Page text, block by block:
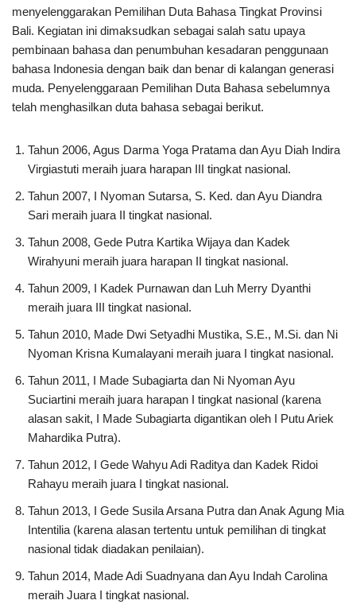
menyelenggarakan Pemilihan Duta Bahasa Tingkat Provinsi
Bali. Kegiatan ini dimaksudkan sebagai salah satu upaya
pembinaan bahasa dan penumbuhan kesadaran penggunaan
bahasa Indonesia dengan baik dan benar di kalangan generasi
muda. Penyelenggaraan Pemilihan Duta Bahasa sebelumnya
telah menghasilkan duta bahasa sebagai berikut.
Tahun 2006, Agus Darma Yoga Pratama dan Ayu Diah Indira
Virgiastuti meraih juara harapan III tingkat nasional.
Tahun 2007, I Nyoman Sutarsa, S. Ked. dan Ayu Diandra
Sari meraih juara II tingkat nasional.
Tahun 2008, Gede Putra Kartika Wijaya dan Kadek
Wirahyuni meraih juara harapan II tingkat nasional.
Tahun 2009, I Kadek Purnawan dan Luh Merry Dyanthi
meraih juara III tingkat nasional.
Tahun 2010, Made Dwi Setyadhi Mustika, S.E., M.Si. dan Ni
Nyoman Krisna Kumalayani meraih juara I tingkat nasional.
Tahun 2011, I Made Subagiarta dan Ni Nyoman Ayu
Suciartini meraih juara harapan I tingkat nasional (karena
alasan sakit, I Made Subagiarta digantikan oleh I Putu Ariek
Mahardika Putra).
Tahun 2012, I Gede Wahyu Adi Raditya dan Kadek Ridoi
Rahayu meraih juara I tingkat nasional.
Tahun 2013, I Gede Susila Arsana Putra dan Anak Agung Mia
Intentilia (karena alasan tertentu untuk pemilihan di tingkat
nasional tidak diadakan penilaian).
Tahun 2014, Made Adi Suadnyana dan Ayu Indah Carolina
meraih Juara I tingkat nasional.